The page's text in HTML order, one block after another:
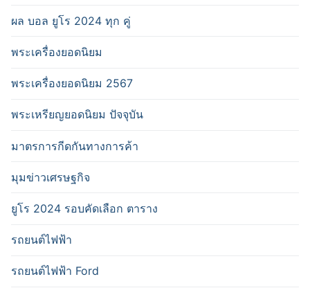
ผล บอล ยูโร 2024 ทุก คู่
พระเครื่องยอดนิยม
พระเครื่องยอดนิยม 2567
พระเหรียญยอดนิยม ปัจจุบัน
มาตรการกีดกันทางการค้า
มุมข่าวเศรษฐกิจ
ยูโร 2024 รอบคัดเลือก ตาราง
รถยนต์ไฟฟ้า
รถยนต์ไฟฟ้า Ford